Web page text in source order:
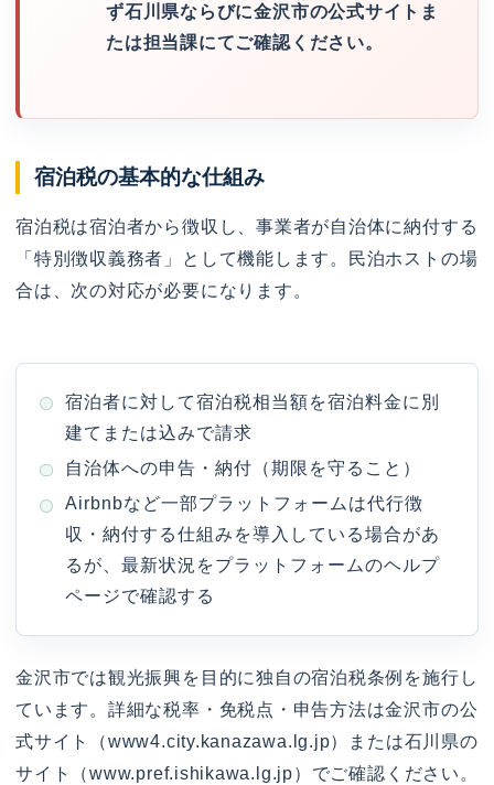
ず石川県ならびに金沢市の公式サイトま
たは担当課にてご確認ください。
宿泊税の基本的な仕組み
宿泊税は宿泊者から徴収し、事業者が自治体に納付する
「特別徴収義務者」として機能します。民泊ホストの場
合は、次の対応が必要になります。
宿泊者に対して宿泊税相当額を宿泊料金に別
建てまたは込みで請求
自治体への申告・納付（期限を守ること）
Airbnbなど一部プラットフォームは代行徴
収・納付する仕組みを導入している場合があ
るが、最新状況をプラットフォームのヘルプ
ページで確認する
金沢市では観光振興を目的に独自の宿泊税条例を施行し
ています。詳細な税率・免税点・申告方法は金沢市の公
式サイト（www4.city.kanazawa.lg.jp）または石川県の
サイト（www.pref.ishikawa.lg.jp）でご確認ください。